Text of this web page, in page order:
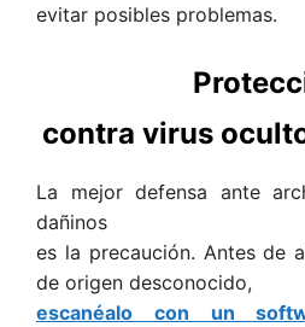
evitar posibles problemas.
contra virus
La mejor defensa ante
dañinos
es la precaución. Antes de
de origen desconocido,
escanéalo con un